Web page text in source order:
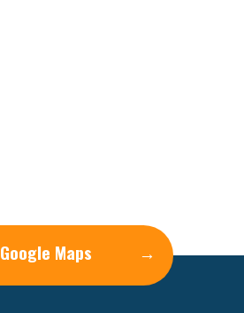
Google Maps →